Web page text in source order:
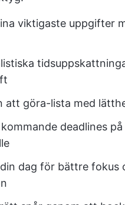
viktigaste uppgifter
att göra-lista med
deadlines
dag för bättre fokus